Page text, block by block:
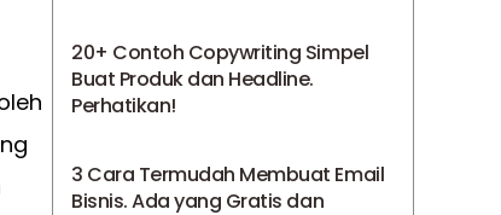
20+ Contoh Copywriting Simpel
Buat Produk dan Headline.
Perhatikan!
3 Cara Termudah Membuat Email
Bisnis. Ada yang Gratis dan